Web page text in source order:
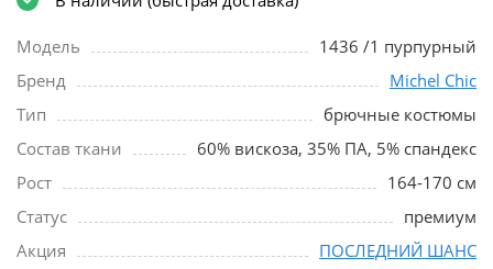
Модель
1436 /1 пурпурный
Бренд
Michel Chic
Тип
брючные костюмы
Состав ткани
60% вискоза, 35% ПА, 5% спандекс
Рост
164-170 см
Статус
премиум
Акция
ПОСЛЕДНИЙ ШАНС